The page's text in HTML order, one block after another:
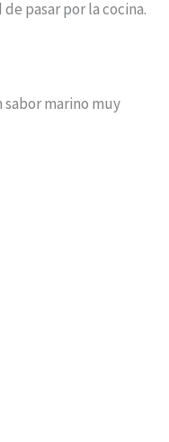
pasar por la cocina.
sabor marino muy